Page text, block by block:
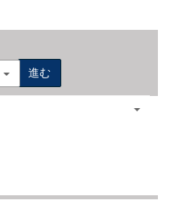
進む